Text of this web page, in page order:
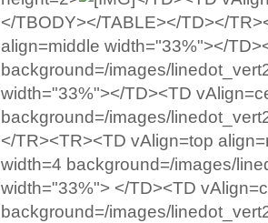
</TBODY></TABLE></TD></
align=middle width="33%"></
background=/images/
width="33%"></TD><TD
background=/images/
</TR><TR><TD vAlign=top
width=4 background=/images/
width="33%"> </TD><TD
background=/images/